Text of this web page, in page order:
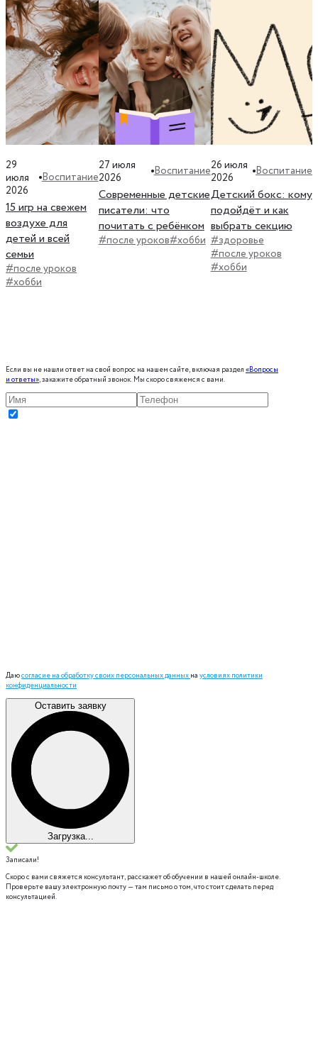
29
июля
2026
Воспитание
15 игр на свежем
воздухе для
детей и всей
семьи
#после уроков
#хобби
27 июля
2026
Воспитание
Современные детские
писатели: что
почитать с ребёнком
#после уроков#хобби
26 июля
2026
Воспитание
Детский бокс: кому
подойдёт и как
выбрать секцию
#здоровье
#после уроков
#хобби
Если вы не нашли ответ на свой вопрос на нашем сайте, включая раздел «Вопросы
и ответы», закажите обратный звонок. Мы скоро свяжемся с вами.
Даюсогласие на обработку своих персональных данных на условиях политики
конфиденциальности
Оставить заявку
Загрузка...
Записали!
Скоро с вами свяжется консультант, расскажет об обучении в нашей онлайн-школе.
Проверьте вашу электронную почту — там письмо о том, что стоит сделать перед
консультацией.